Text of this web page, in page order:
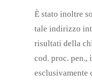
È stato inoltre
tale indirizzo
risultati della
cod. proc. pen.,
esclusivamente